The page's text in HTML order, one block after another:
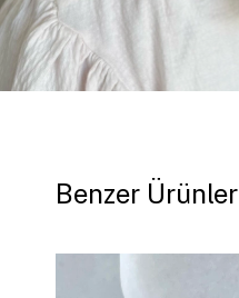
Benzer Ürünler